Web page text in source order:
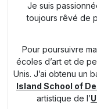
Je suis
toujours rêvé de
Pour poursuivre
écoles d’art et de
Unis. J’ai obtenu un
Island School of
artistique de l’